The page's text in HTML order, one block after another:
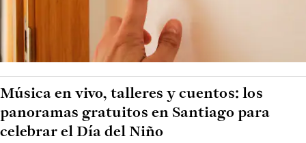
Música en vivo, talleres y cuentos: los
panoramas gratuitos en Santiago para
celebrar el Día del Niño